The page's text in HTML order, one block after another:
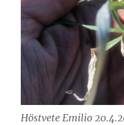
Höstvete Emilio